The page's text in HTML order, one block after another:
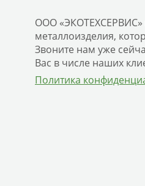
ООО «ЭКОТЕХСЕРВИС»
металлоизделия,
Звоните нам уже
Вас в числе наших
Политика